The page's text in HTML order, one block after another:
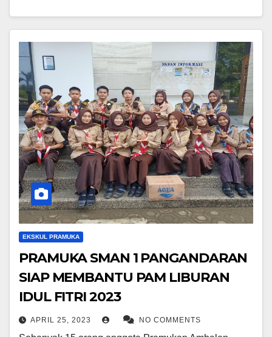
EKSKUL PRAMUKA
PRAMUKA SMAN 1 PANGANDARAN
SIAP MEMBANTU PAM LIBURAN
IDUL FITRI 2023
APRIL 25, 2023 NO COMMENTS